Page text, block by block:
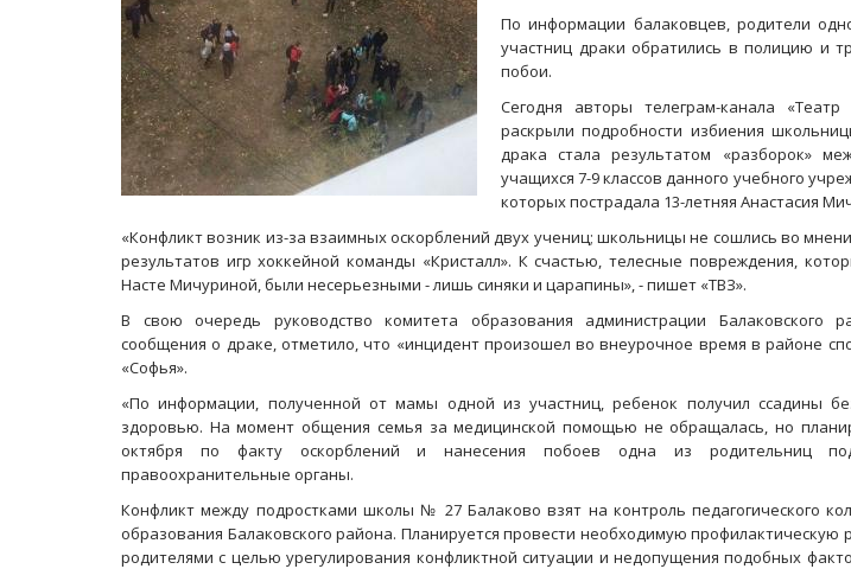
По информации балаковцев, родители
участниц драки обратились в полицию и
побои.
Сегодня авторы телеграм-канала «Театр
раскрыли подробности избиения
драка стала результатом «разборок»
учащихся 7-9 классов данного учебного
которых пострадала 13-летняя Анастасия
«Конфликт возник из-за взаимных оскорблений двух учениц; школьницы не сошлись во
результатов игр хоккейной команды «Кристалл». К счастью, телесные повреждения,
Насте Мичуриной, были несерьезными - лишь синяки и царапины», - пишет «ТВЗ».
В свою очередь руководство комитета образования администрации Балаковского
сообщения о драке, отметило, что «инцидент произошел во внеурочное время в районе
«Софья».
«По информации, полученной от мамы одной из участниц, ребенок получил ссадины
здоровью. На момент общения семья за медицинской помощью не обращалась, но
октября по факту оскорблений и нанесения побоев одна из родительниц
правоохранительные органы.
Конфликт между подростками школы № 27 Балаково взят на контроль педагогического
образования Балаковского района. Планируется провести необходимую профилактическую
родителями с целью урегулирования конфликтной ситуации и недопущения подобных